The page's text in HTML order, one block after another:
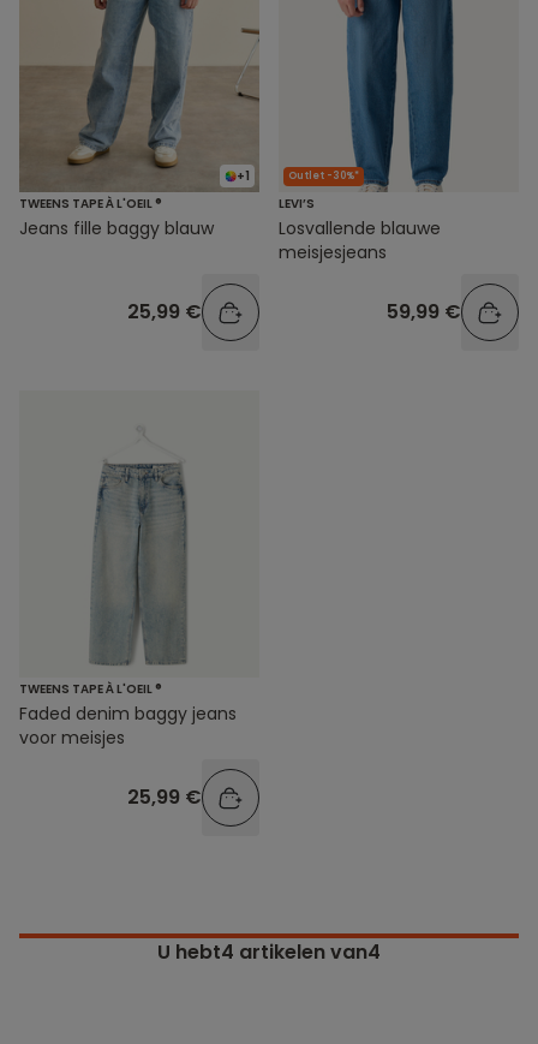
+1
TWEENS TAPE À L'OEIL ®
Jeans fille baggy blauw
25,99 €
Outlet -30%*
LEVI’S
Losvallende blauwe
meisjesjeans
59,99 €
TWEENS TAPE À L'OEIL ®
Faded denim baggy jeans
voor meisjes
25,99 €
U hebt4 artikelen van4